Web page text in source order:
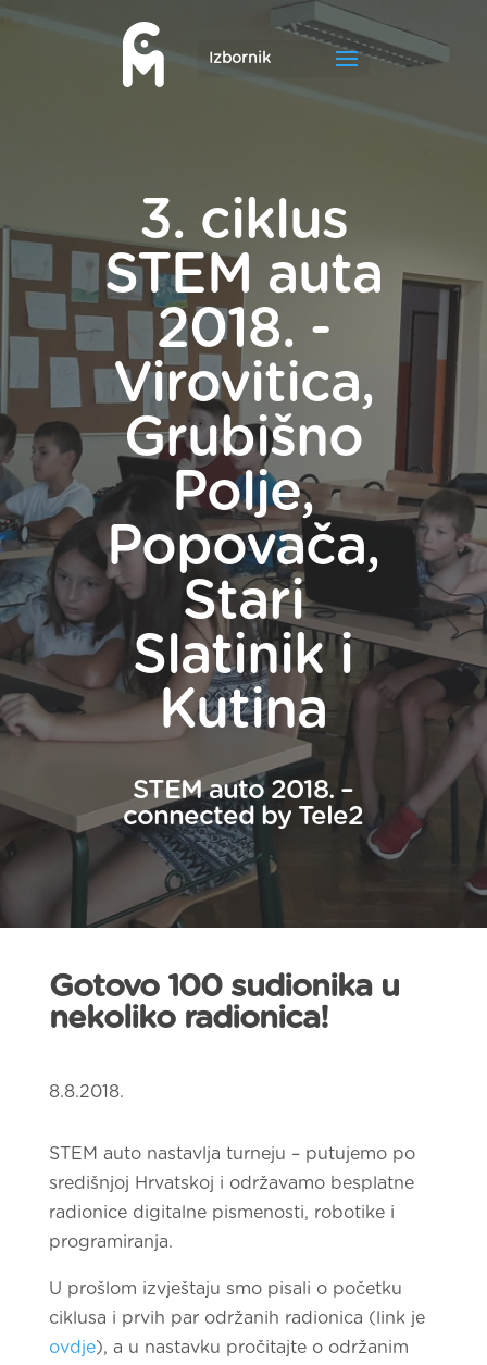
3. ciklus
STEM auta
2018. -
Virovitica,
Grubišno
Polje,
Popovača,
Stari
Slatinik i
Kutina
STEM auto 2018. –
connected by Tele2
Gotovo 100 sudionika u
nekoliko radionica!
8.8.2018.
STEM auto nastavlja turneju – putujemo po
središnjoj Hrvatskoj i održavamo besplatne
radionice digitalne pismenosti, robotike i
programiranja.
U prošlom izvještaju smo pisali o početku
ciklusa i prvih par održanih radionica (link je
ovdje), a u nastavku pročitajte o održanim